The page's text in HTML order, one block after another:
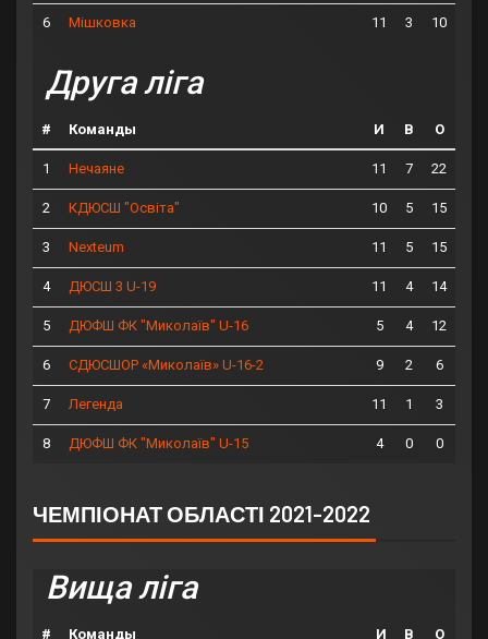
6 Мішковка 11 3 10
Друга ліга
# Команды И В О
1 Нечаяне 11 7 22
2 КДЮСШ "Освіта" 10 5 15
3 Nexteum 11 5 15
4 ДЮСШ 3 U-19 11 4 14
5 ДЮФШ ФК "Миколаїв" U-16 5 4 12
6 СДЮСШОР «Миколаїв» U-16-2 9 2 6
7 Легенда 11 1 3
8 ДЮФШ ФК "Миколаїв" U-15 4 0 0
ЧЕМПІОНАТ ОБЛАСТІ 2021-2022
Вища ліга
# Команды И В О